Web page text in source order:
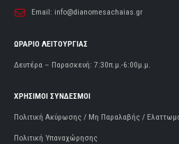
Email: info@dianomesachaias.gr
ΩΡΑΡΙΟ ΛΕΙΤΟΥΡΓΙΑΣ
Δευτέρα – Παρασκευή: 7:30π.μ.-6:00μ.μ.
ΧΡΗΣΙΜΟΙ ΣΥΝΔΕΣΜΟΙ
Πολιτική Ακύρωσης / Μη Παραλαβής /
Πολιτική Υπαναχώρησης